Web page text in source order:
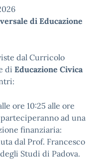
di Educazione
dal Curricolo
di Educazione Civica
ore 10:25 alle ore
parteciperanno ad una
finanziaria:
dal Prof. Francesco
Studi di Padova.